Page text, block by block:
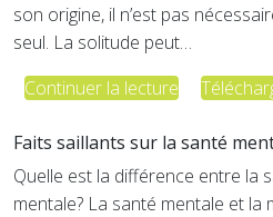
son origine, il n’est pas
seul. La solitude peut…
Continuer la lecture
Faits saillants sur la santé
Quelle est la différence entre la
mentale? La santé mentale et la